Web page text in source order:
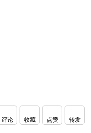
评论 收藏 点赞 转发